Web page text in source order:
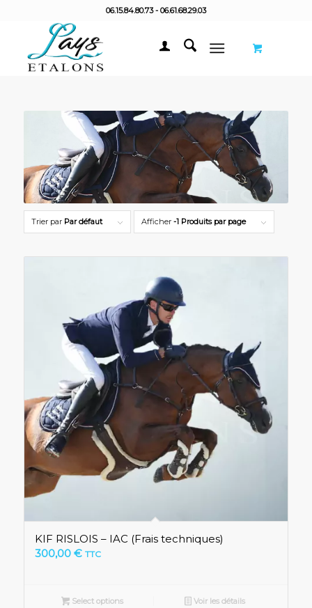
06.15.84.80.73 - 06.61.68.29.03
Trier par Par défaut Afficher -1 Produits par page
KIF RISLOIS – IAC (Frais techniques)
300,00 € TTC
Select options Voir les détails